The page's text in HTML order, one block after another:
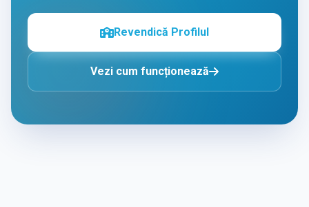
Revendică Profilul
Vezi cum funcționează